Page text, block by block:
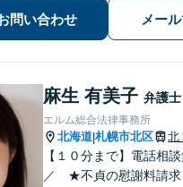
ートを【刑事事
刑事事件に精通
問い合わせ メー
麻生 有美子 弁護士
エルム総合法律事務所
北海道|札幌市北区 北
【１０分まで】電話相
／ ★不貞の慰謝料請求